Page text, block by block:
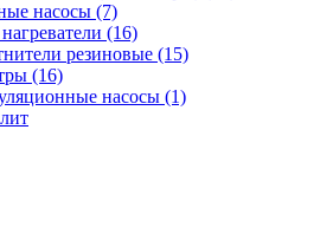
насосы (7)
(16)
резиновые (15)
(16)
насосы (1)